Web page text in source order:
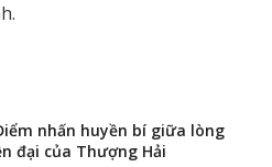
nhấn huyền bí giữa lòng
đại của Thượng Hải